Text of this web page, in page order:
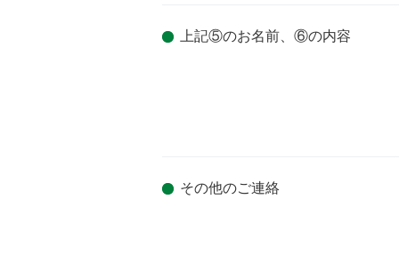
上記⑤のお名前、⑥の内容
その他のご連絡